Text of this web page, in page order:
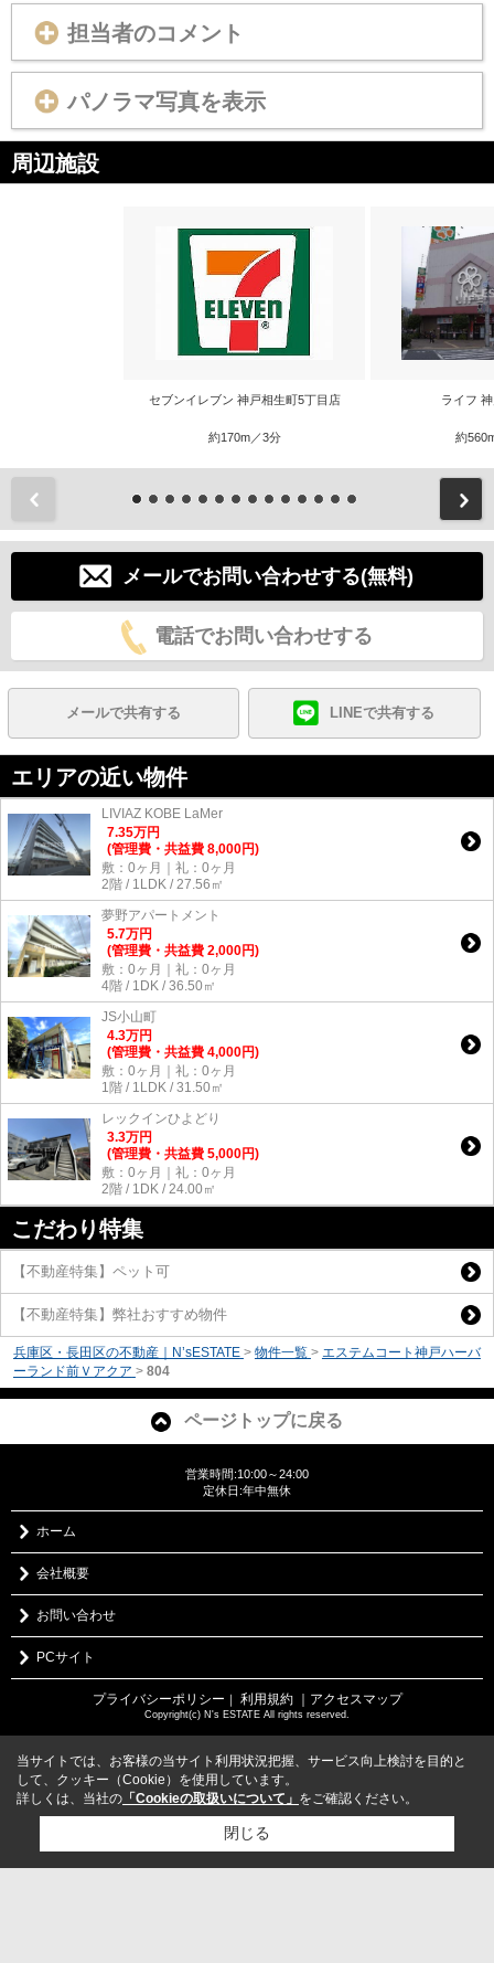
担当者のコメント
パノラマ写真を表示
周辺施設
セブンイレブン 神戸相生町5丁目店
約170m／3分
ライフ
約
メールでお問い合わせする(無料)
電話でお問い合わせする
メールで共有する LINEで共有する
エリアの近い物件
LIVIAZ KOBE LaMer
7.35万円
(管理費・共益費 8,000円)
敷：0ヶ月｜礼：0ヶ月
2階 / 1LDK / 27.56㎡
夢野アパートメント
5.7万円
(管理費・共益費 2,000円)
敷：0ヶ月｜礼：0ヶ月
4階 / 1DK / 36.50㎡
JS小山町
4.3万円
(管理費・共益費 4,000円)
敷：0ヶ月｜礼：0ヶ月
1階 / 1LDK / 31.50㎡
レックインひよどり
3.3万円
(管理費・共益費 5,000円)
敷：0ヶ月｜礼：0ヶ月
2階 / 1DK / 24.00㎡
こだわり特集
【不動産特集】ペット可
【不動産特集】弊社おすすめ物件
兵庫区・長田区の不動産｜N’sESTATE > 物件一覧 > エステムコート神戸ハーバ
ーランド前Ｖアクア > 804
ページトップに戻る
営業時間:10:00～24:00
定休日:年中無休
ホーム
会社概要
お問い合わせ
PCサイト
プライバシーポリシー ｜ 利用規約 ｜アクセスマップ
Copyright(c) N's ESTATE All rights reserved.
当サイトでは、お客様の当サイト利用状況把握、サービス向上検討を目的と
して、クッキー（Cookie）を使用しています。
詳しくは、当社の 「Cookieの取扱いについて」 をご確認ください。
閉じる